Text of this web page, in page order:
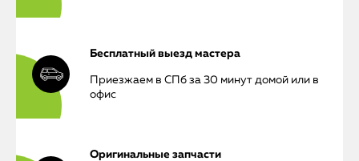
Бесплатный выезд мастера
Приезжаем в СПб за 30 минут домой или в
офис
Оригинальные запчасти